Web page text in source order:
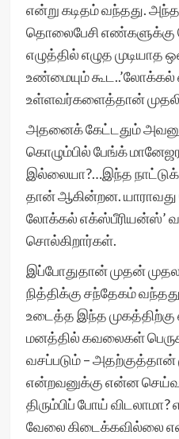
என்று கடிதம் வந்தது.
தொலைபேசி எண்களுக்கு
எழுத்தில் எழுத
உண்மையும்
உள்ளவர்களைத்தான்
அதனைக் கேட்டதும்
கொழும்பில் பேங்க்
இல்லையா?…இந்த
தான் ஆகின்றன.
லோக்கல் எக்ஸ்பீரியன்ஸ்’
சொல்கிறார்கள்.
இப்போதுதான் முதன்
நித்திக்கு சந்தேகம்
உடைத்த இந்த
மனத்தில் கவலைகள்
வசப்படும் – அதற்குத்தான்
என்றவனுக்கு என்ன
திரும்பிப் போய் விடலாமா?
வேலை கிடைக்கவில்லை